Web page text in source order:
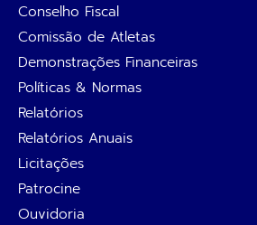
Conselho Fiscal
Comissão de Atletas
Demonstrações Financeiras
Políticas & Normas
Relatórios
Relatórios Anuais
Licitações
Patrocine
Ouvidoria